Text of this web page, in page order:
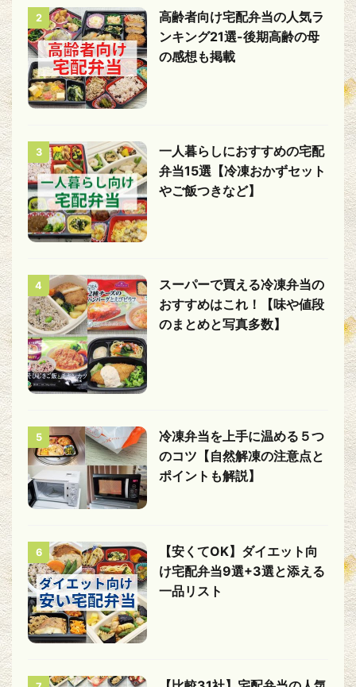
2
高齢者向け宅配弁当の人気ラ
ンキング21選-後期高齢の母
の感想も掲載
3
一人暮らしにおすすめの宅配
弁当15選【冷凍おかずセット
やご飯つきなど】
4
スーパーで買える冷凍弁当の
おすすめはこれ！【味や値段
のまとめと写真多数】
5
冷凍弁当を上手に温める５つ
のコツ【自然解凍の注意点と
ポイントも解説】
6
【安くてOK】ダイエット向
け宅配弁当9選+3選と添える
一品リスト